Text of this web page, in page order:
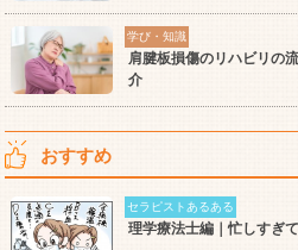
学び・知識
肩腱板損傷のリハビリの
介
おすすめ
セラピストあるある
理学療法士編｜忙しすぎ